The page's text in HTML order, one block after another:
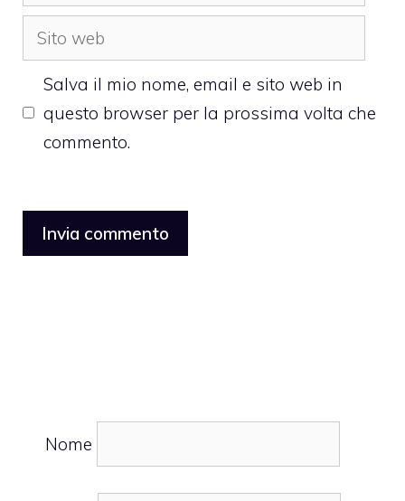
Sito
web
Salva il mio nome, email e sito web in
questo browser per la prossima volta che
commento.
Nome